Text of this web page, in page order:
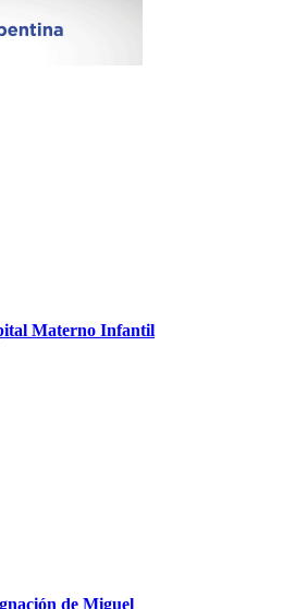
Materno Infantil
de Miguel